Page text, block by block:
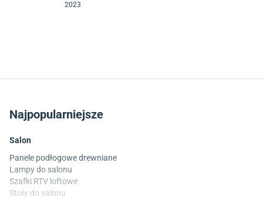
2023
Najpopularniejsze
Salon
Panele podłogowe drewniane
Lampy do salonu
Szafki RTV loftowe
Stoły do salonu